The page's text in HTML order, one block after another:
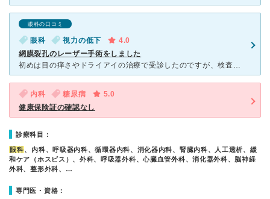
眼科の口コミ
眼科 視力の低下
4.0
網膜裂孔のレーザー手術をしました
初めは目の痒さやドライアイの治療で受診したのですが、検査をしたところ、左目の網膜が破けそうになっていることが判明し、経過観察で月一程度の感覚で検査をしていたのですが、とうととう網膜に穴があいてしまいま
内科 糖尿病
5.0
健康保険証の確認なし
診療科目：
眼科、内科、呼吸器内科、循環器内科、消化器内科、腎臓内科、人工透析、緩
和ケア（ホスピス）、外科、呼吸器外科、心臓血管外科、消化器外科、脳神経
外科、整形外科、…
専門医・資格：